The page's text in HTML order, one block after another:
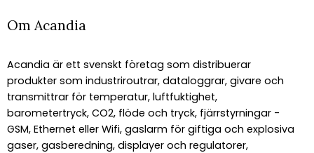
Om Acandia
Acandia är ett svenskt företag som distribuerar
produkter som industriroutrar, dataloggrar, givare och
transmittrar för temperatur, luftfuktighet,
barometertryck, CO2, flöde och tryck, fjärrstyrningar -
GSM, Ethernet eller Wifi, gaslarm för giftiga och explosiva
gaser, gasberedning, displayer och regulatorer,